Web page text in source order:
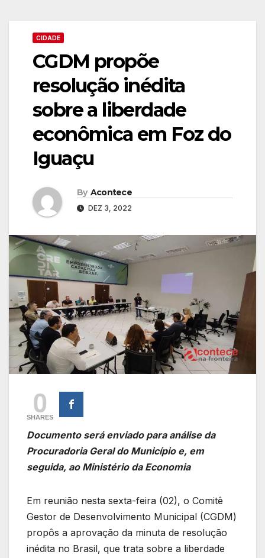
CIDADE
CGDM propõe
resolução inédita
sobre a liberdade
econômica em Foz do
Iguaçu
By Acontece
DEZ 3, 2022
0
SHARES
Documento será enviado para análise da
Procuradoria Geral do Município e, em
seguida, ao Ministério da Economia
Em reunião nesta sexta-feira (02), o Comitê
Gestor de Desenvolvimento Municipal (CGDM)
propôs a aprovação da minuta de resolução
inédita no Brasil, que trata sobre a liberdade